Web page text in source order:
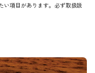
項目があります。必ず取扱説